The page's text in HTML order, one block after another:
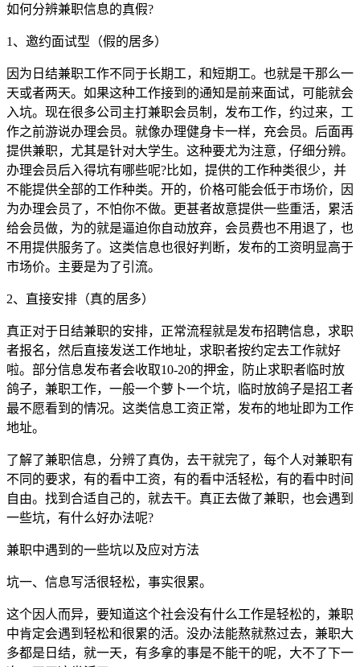
如何分辨兼职信息的真假?
1、邀约面试型（假的居多）
因为日结兼职工作不同于长期工，和短期工。也就是干那么一
天或者两天。如果这种工作接到的通知是前来面试，可能就会
入坑。现在很多公司主打兼职会员制，发布工作，约过来，工
作之前游说办理会员。就像办理健身卡一样，充会员。后面再
提供兼职，尤其是针对大学生。这种要尤为注意，仔细分辨。
办理会员后入得坑有哪些呢?比如，提供的工作种类很少，并
不能提供全部的工作种类。开的，价格可能会低于市场价，因
为办理会员了，不怕你不做。更甚者故意提供一些重活，累活
给会员做，为的就是逼迫你自动放弃，会员费也不用退了，也
不用提供服务了。这类信息也很好判断，发布的工资明显高于
市场价。主要是为了引流。
2、直接安排（真的居多）
真正对于日结兼职的安排，正常流程就是发布招聘信息，求职
者报名，然后直接发送工作地址，求职者按约定去工作就好
啦。部分信息发布者会收取10-20的押金，防止求职者临时放
鸽子，兼职工作，一般一个萝卜一个坑，临时放鸽子是招工者
最不愿看到的情况。这类信息工资正常，发布的地址即为工作
地址。
了解了兼职信息，分辨了真伪，去干就完了，每个人对兼职有
不同的要求，有的看中工资，有的看中活轻松，有的看中时间
自由。找到合适自己的，就去干。真正去做了兼职，也会遇到
一些坑，有什么好办法呢?
兼职中遇到的一些坑以及应对方法
坑一、信息写活很轻松，事实很累。
这个因人而异，要知道这个社会没有什么工作是轻松的，兼职
中肯定会遇到轻松和很累的活。没办法能熬就熬过去，兼职大
多都是日结，就一天，有多拿的事是不能干的呢，大不了下一